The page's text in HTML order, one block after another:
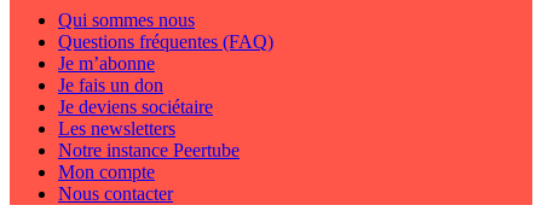
Qui sommes nous
Questions fréquentes (FAQ)
Je m’abonne
Je fais un don
Je deviens sociétaire
Les newsletters
Notre instance Peertube
Mon compte
Nous contacter